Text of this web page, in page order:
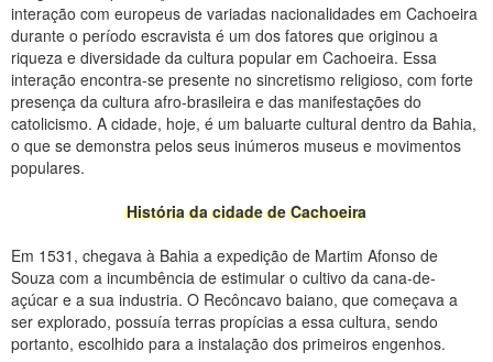
interação com europeus de variadas nacionalidades em Cachoeira
durante o período escravista é um dos fatores que originou a
riqueza e diversidade da cultura popular em Cachoeira. Essa
interação encontra-se presente no sincretismo religioso, com forte
presença da cultura afro-brasileira e das manifestações do
catolicismo. A cidade, hoje, é um baluarte cultural dentro da Bahia,
o que se demonstra pelos seus inúmeros museus e movimentos
populares.
História da cidade de Cachoeira
Em 1531, chegava à Bahia a expedição de Martim Afonso de
Souza com a incumbência de estimular o cultivo da cana-de-
açúcar e a sua industria. O Recôncavo baiano, que começava a
ser explorado, possuía terras propícias a essa cultura, sendo
portanto, escolhido para a instalação dos primeiros engenhos.